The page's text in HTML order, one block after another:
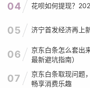
04 花呗如何提现？
05 济宁首发经济再上
06
京东白条怎么套出
最新避坑指南）
07
京东白条取现问题
畅享消费乐趣